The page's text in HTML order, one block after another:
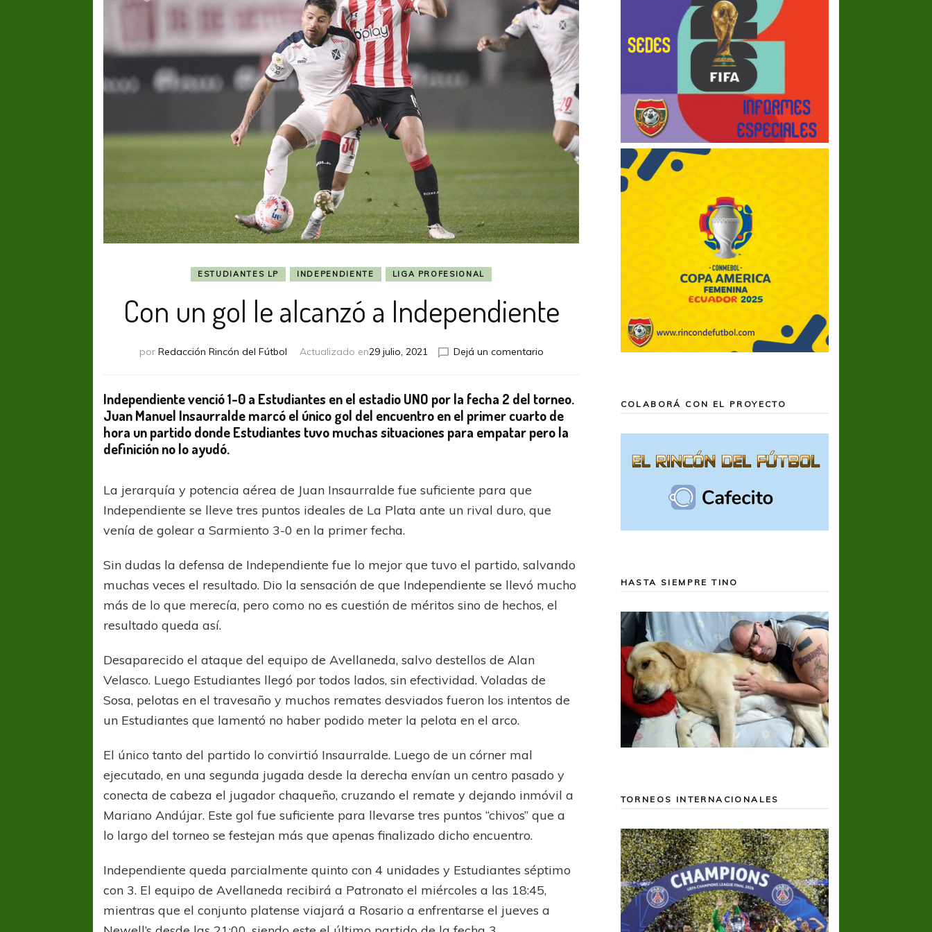
ESTUDIANTES LP INDEPENDIENTE LIGA PROFESIONAL
Con un gol le alcanzó a Independiente
por Redacción Rincón del Fútbol Actualizado en29 julio, 2021 Dejá un comentarioen
alcanzó
a
Independiente venció 1-0 a Estudiantes en el estadio UNO por la fecha 2 del torneo.
Juan Manuel Insaurralde marcó el único gol del encuentro en el primer cuarto de
hora un partido donde Estudiantes tuvo muchas situaciones para empatar pero la
definición no lo ayudó.
La jerarquía y potencia aérea de Juan Insaurralde fue suficiente para que
Independiente se lleve tres puntos ideales de La Plata ante un rival duro, que
venía de golear a Sarmiento 3-0 en la primer fecha.
Sin dudas la defensa de Independiente fue lo mejor que tuvo el partido, salvando
muchas veces el resultado. Dio la sensación de que Independiente se llevó mucho
más de lo que merecía, pero como no es cuestión de méritos sino de hechos, el
resultado queda así.
Desaparecido el ataque del equipo de Avellaneda, salvo destellos de Alan
Velasco. Luego Estudiantes llegó por todos lados, sin efectividad. Voladas de
Sosa, pelotas en el travesaño y muchos remates desviados fueron los intentos de
un Estudiantes que lamentó no haber podido meter la pelota en el arco.
El único tanto del partido lo convirtió Insaurralde. Luego de un córner mal
ejecutado, en una segunda jugada desde la derecha envían un centro pasado y
conecta de cabeza el jugador chaqueño, cruzando el remate y dejando inmóvil a
Mariano Andújar. Este gol fue suficiente para llevarse tres puntos “chivos” que a
lo largo del torneo se festejan más que apenas finalizado dicho encuentro.
Independiente queda parcialmente quinto con 4 unidades y Estudiantes séptimo
con 3. El equipo de Avellaneda recibirá a Patronato el miércoles a las 18:45,
mientras que el conjunto platense viajará a Rosario a enfrentarse el jueves a
COLABORÁ CON EL PROYECTO
HASTA SIEMPRE TINO
TORNEOS INTERNACIONALES